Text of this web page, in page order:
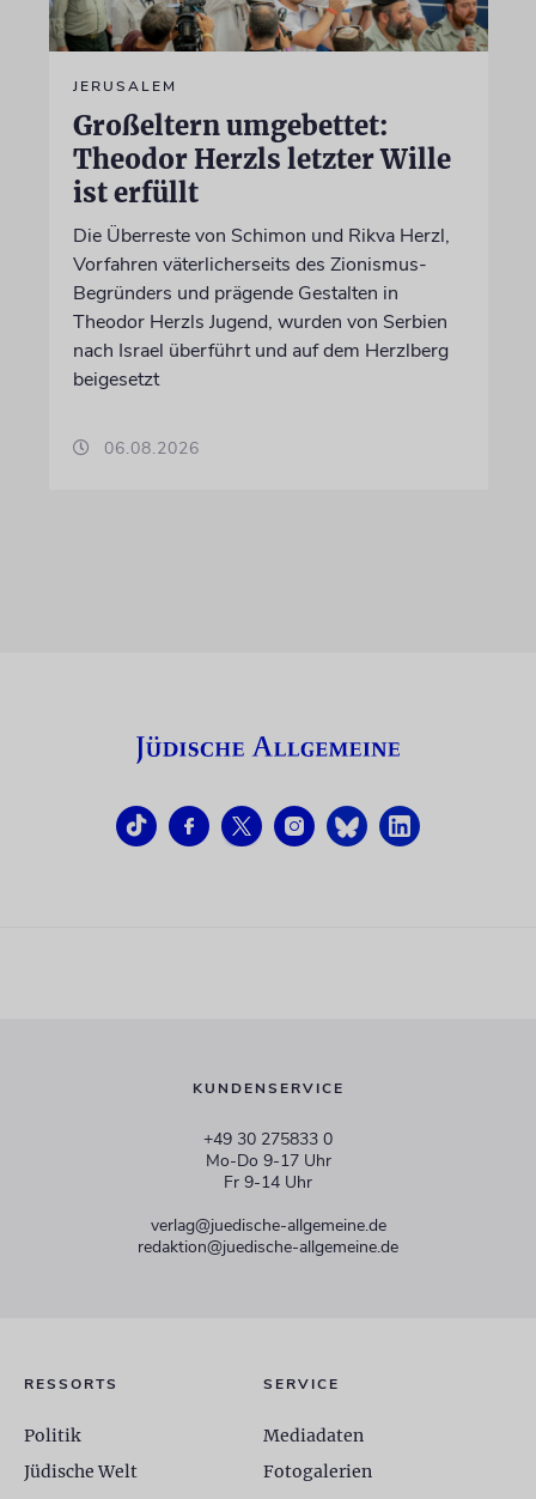
JERUSALEM
Großeltern umgebettet:
Theodor Herzls letzter Wille
ist erfüllt
Die Überreste von Schimon und Rikva Herzl,
Vorfahren väterlicherseits des Zionismus-
Begründers und prägende Gestalten in
Theodor Herzls Jugend, wurden von Serbien
nach Israel überführt und auf dem Herzlberg
beigesetzt
06.08.2026
KUNDENSERVICE
+49 30 275833 0
Mo-Do 9-17 Uhr
Fr 9-14 Uhr
verlag@juedische-allgemeine.de
redaktion@juedische-allgemeine.de
RESSORTS
Politik
Jüdische Welt
SERVICE
Mediadaten
Fotogalerien